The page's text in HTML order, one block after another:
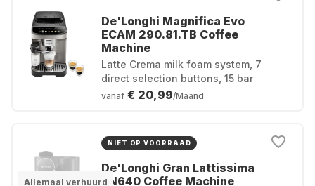
De'Longhi Magnifica Evo
ECAM 290.81.TB Coffee
Machine
Latte Crema milk foam system, 7
direct selection buttons, 15 bar
vanaf € 20,99/Maand
Allemaal verhuurd
NIET OP VOORRAAD
De'Longhi Gran Lattissima
EN640 Coffee Machine